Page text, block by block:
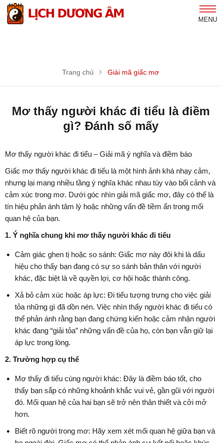
MENU
Trang chủ Giải mã giấc mơ
Mơ thấy người khác đi tiểu là điềm
gì? Đánh số mấy
Mơ thấy người khác đi tiểu – Giải mã ý nghĩa và điềm báo
Giấc mơ thấy người khác đi tiểu là một hình ảnh khá nhạy cảm,
nhưng lại mang nhiều tầng ý nghĩa khác nhau tùy vào bối cảnh và
cảm xúc trong mơ. Dưới góc nhìn giải mã giấc mơ, đây có thể là
tín hiệu phản ánh tâm lý hoặc những vấn đề tiềm ẩn trong mối
quan hệ của bạn.
1. Ý nghĩa chung khi mơ thấy người khác đi tiểu
Cảm giác ghen tị hoặc so sánh: Giấc mơ này đôi khi là dấu
hiệu cho thấy bạn đang có sự so sánh bản thân với người
khác, đặc biệt là về quyền lợi, cơ hội hoặc thành công.
Xả bỏ cảm xúc hoặc áp lực: Đi tiểu tượng trưng cho việc giải
tỏa những gì đã dồn nén. Việc nhìn thấy người khác đi tiểu có
thể phản ánh rằng bạn đang chứng kiến hoặc cảm nhận người
khác đang “giải tỏa” những vấn đề của họ, còn bạn vẫn giữ lại
áp lực trong lòng.
2. Trường hợp cụ thể
Mơ thấy đi tiểu cùng người khác: Đây là điềm báo tốt, cho
thấy bạn sắp có những khoảnh khắc vui vẻ, gần gũi với người
đó. Mối quan hệ của hai bạn sẽ trở nên thân thiết và cởi mở
hơn.
Biết rõ người trong mơ: Hãy xem xét mối quan hệ giữa bạn và